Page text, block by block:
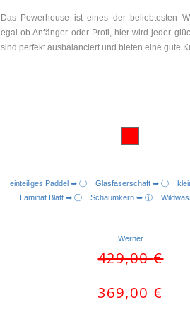
Das Powerhouse ist eines der beliebtesten
egal ob Anfänger oder Profi, hier wird jeder
sind perfekt ausbalanciert und bieten eine gute
einteiliges Paddel ➥ ⓘGlasfaserschaft ➥ ⓘ
Laminat Blatt ➥ ⓘ Schaumkern ➥ ⓘ
Werner
429,00€
369,00 €